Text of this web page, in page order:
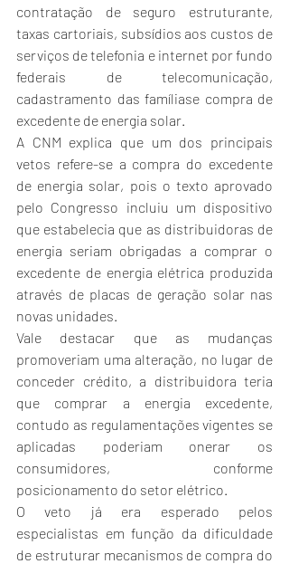
contratação de seguro estruturante,
taxas cartoriais, subsídios aos custos de
serviços de telefonia e internet por fundo
federais de telecomunicação,
cadastramento das famíliase compra de
excedente de energia solar.
A CNM explica que um dos principais
vetos refere-se a compra do excedente
de energia solar, pois o texto aprovado
pelo Congresso incluiu um dispositivo
que estabelecia que as distribuidoras de
energia seriam obrigadas a comprar o
excedente de energia elétrica produzida
através de placas de geração solar nas
novas unidades.
Vale destacar que as mudanças
promoveriam uma alteração, no lugar de
conceder crédito, a distribuidora teria
que comprar a energia excedente,
contudo as regulamentações vigentes se
aplicadas poderiam onerar os
consumidores, conforme
posicionamento do setor elétrico.
O veto já era esperado pelos
especialistas em função da dificuldade
de estruturar mecanismos de compra do